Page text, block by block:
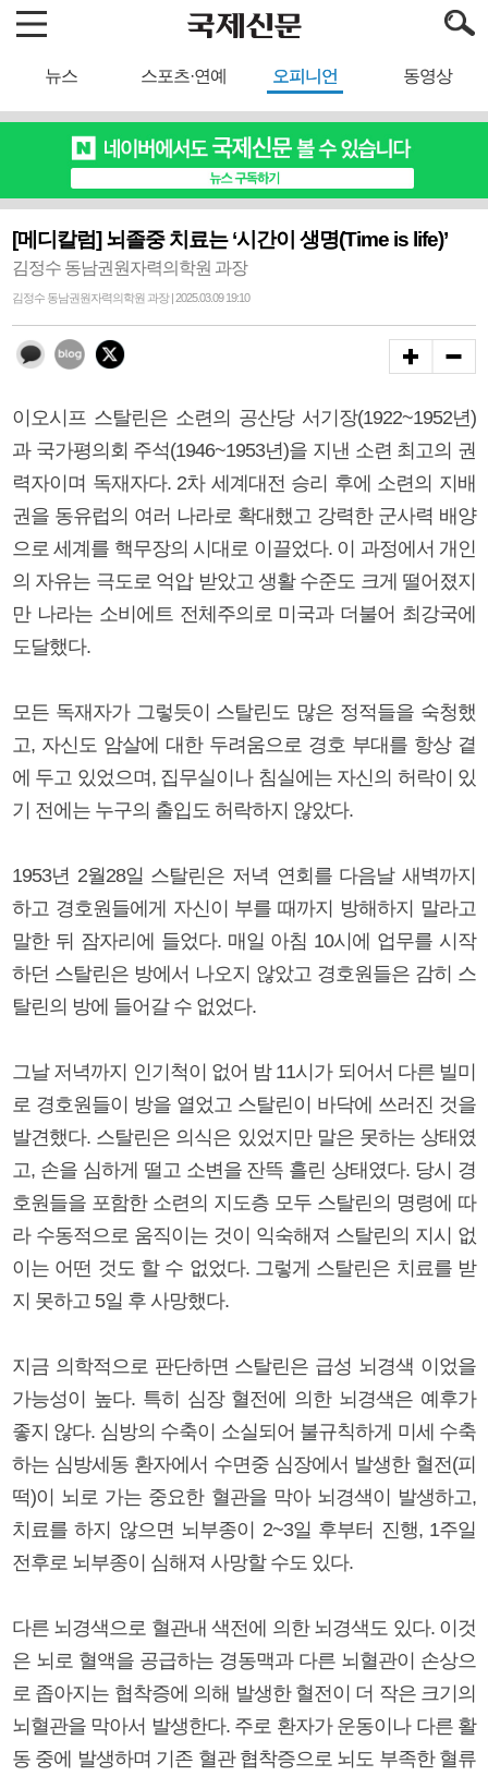
뉴스 스포츠·연예 오피니언 동영상
[메디칼럼] 뇌졸중 치료는 ‘시간이 생명(Time is life)’
김정수 동남권원자력의학원 과장
김정수 동남권원자력의학원 과장 | 2025.03.09 19:10
이오시프 스탈린은 소련의 공산당 서기장(1922~1952년)
과 국가평의회 주석(1946~1953년)을 지낸 소련 최고의 권
력자이며 독재자다. 2차 세계대전 승리 후에 소련의 지배
권을 동유럽의 여러 나라로 확대했고 강력한 군사력 배양
으로 세계를 핵무장의 시대로 이끌었다. 이 과정에서 개인
의 자유는 극도로 억압 받았고 생활 수준도 크게 떨어졌지
만 나라는 소비에트 전체주의로 미국과 더불어 최강국에
도달했다.
모든 독재자가 그렇듯이 스탈린도 많은 정적들을 숙청했
고, 자신도 암살에 대한 두려움으로 경호 부대를 항상 곁
에 두고 있었으며, 집무실이나 침실에는 자신의 허락이 있
기 전에는 누구의 출입도 허락하지 않았다.
1953년 2월28일 스탈린은 저녁 연회를 다음날 새벽까지
하고 경호원들에게 자신이 부를 때까지 방해하지 말라고
말한 뒤 잠자리에 들었다. 매일 아침 10시에 업무를 시작
하던 스탈린은 방에서 나오지 않았고 경호원들은 감히 스
탈린의 방에 들어갈 수 없었다.
그날 저녁까지 인기척이 없어 밤 11시가 되어서 다른 빌미
로 경호원들이 방을 열었고 스탈린이 바닥에 쓰러진 것을
발견했다. 스탈린은 의식은 있었지만 말은 못하는 상태였
고, 손을 심하게 떨고 소변을 잔뜩 흘린 상태였다. 당시 경
호원들을 포함한 소련의 지도층 모두 스탈린의 명령에 따
라 수동적으로 움직이는 것이 익숙해져 스탈린의 지시 없
이는 어떤 것도 할 수 없었다. 그렇게 스탈린은 치료를 받
지 못하고 5일 후 사망했다.
지금 의학적으로 판단하면 스탈린은 급성 뇌경색 이었을
가능성이 높다. 특히 심장 혈전에 의한 뇌경색은 예후가
좋지 않다. 심방의 수축이 소실되어 불규칙하게 미세 수축
하는 심방세동 환자에서 수면중 심장에서 발생한 혈전(피
떡)이 뇌로 가는 중요한 혈관을 막아 뇌경색이 발생하고,
치료를 하지 않으면 뇌부종이 2~3일 후부터 진행, 1주일
전후로 뇌부종이 심해져 사망할 수도 있다.
다른 뇌경색으로 혈관내 색전에 의한 뇌경색도 있다. 이것
은 뇌로 혈액을 공급하는 경동맥과 다른 뇌혈관이 손상으
로 좁아지는 협착증에 의해 발생한 혈전이 더 작은 크기의
뇌혈관을 막아서 발생한다. 주로 환자가 운동이나 다른 활
동 중에 발생하며 기존 혈관 협착증으로 뇌도 부족한 혈류